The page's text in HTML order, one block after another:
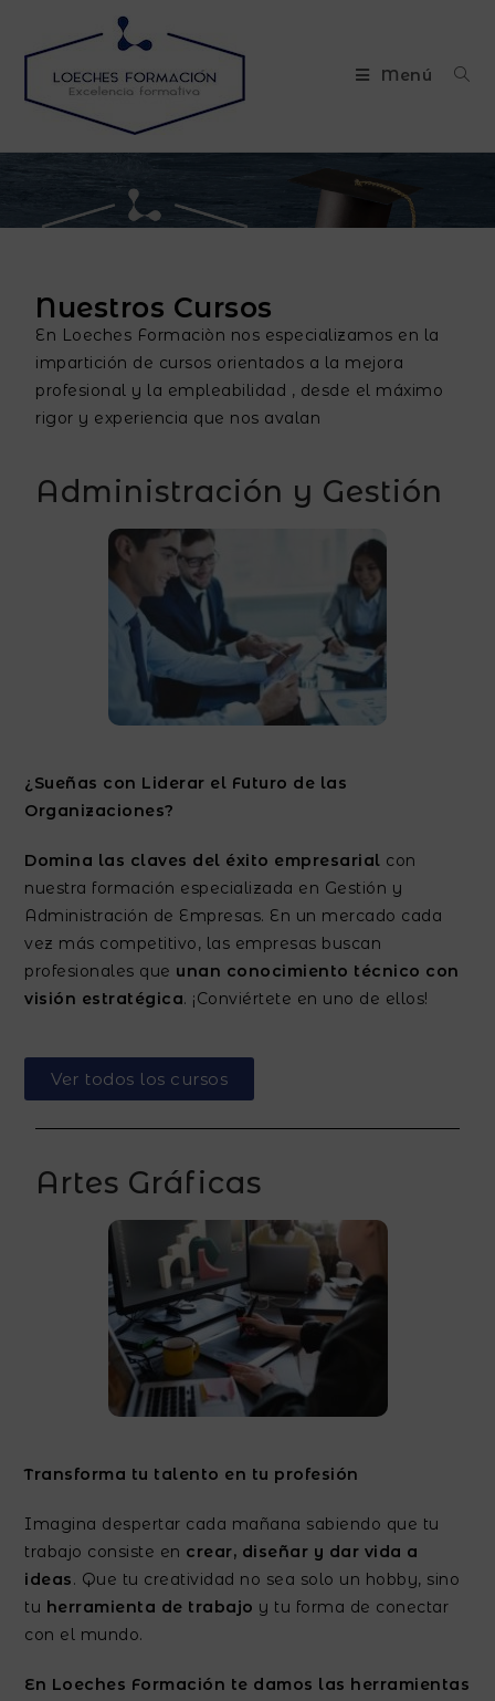
Menú
Nuestros Cursos
En Loeches Formaciòn nos especializamos en la
impartición de cursos orientados a la mejora
profesional y la empleabilidad , desde el máximo
rigor y experiencia que nos avalan
Administración y Gestión
¿Sueñas con Liderar el Futuro de las
Organizaciones?
Domina las claves del éxito empresarial con
nuestra formación especializada en Gestión y
Administración de Empresas. En un mercado cada
vez más competitivo, las empresas buscan
profesionales que unan conocimiento técnico con
visión estratégica. ¡Conviértete en uno de ellos!
Ver todos los cursos
Artes Gráficas
Transforma tu talento en tu profesión
Imagina despertar cada mañana sabiendo que tu
trabajo consiste en crear, diseñar y dar vida a
ideas. Que tu creatividad no sea solo un hobby, sino
tu herramienta de trabajo y tu forma de conectar
con el mundo.
En Loeches Formación te damos las herramientas